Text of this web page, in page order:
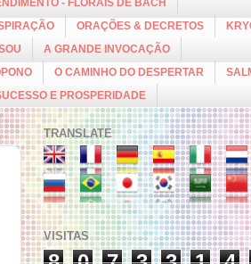
- FLORAIS DE BACH
ORAÇÕES & DECRETOS
A GRANDE INVOCAÇÃO
O CAMINHO DO DESPERTAR
E PROSPERIDADE
TRANSLATE
VISITAS